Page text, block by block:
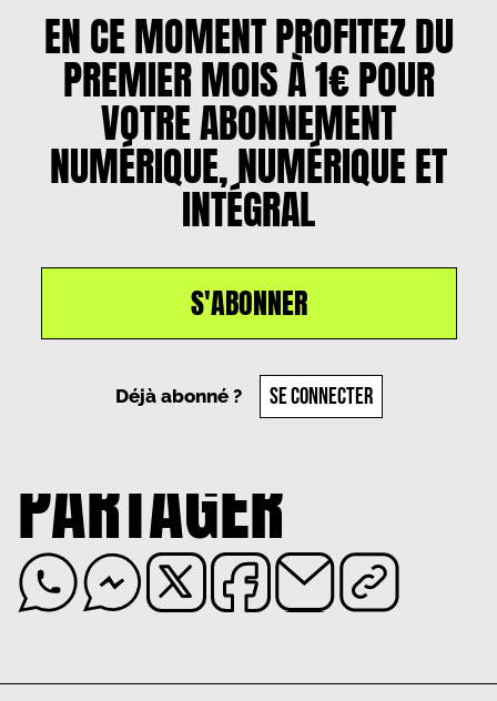
EN CE MOMENT PROFITEZ DU
PREMIER MOIS À 1€ POUR
VOTRE ABONNEMENT
NUMÉRIQUE, NUMÉRIQUE ET
INTÉGRAL
S'ABONNER
Déjà abonné ? SE CONNECTER
Maximilien Friche
PARTAGER